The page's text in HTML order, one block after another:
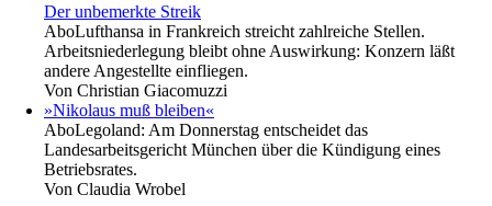
Der unbemerkte Streik
AboLufthansa in Frankreich streicht zahlreiche Stellen.
Arbeitsniederlegung bleibt ohne Auswirkung: Konzern läßt
andere Angestellte einfliegen.
Von Christian Giacomuzzi
»Nikolaus muß bleiben«
AboLegoland: Am Donnerstag entscheidet das
Landesarbeitsgericht München über die Kündigung eines
Betriebsrates.
Von Claudia Wrobel